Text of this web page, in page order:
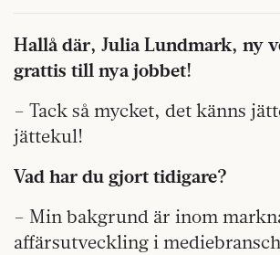
Hallå där, Julia Lundmark, ny
grattis till nya jobbet!
– Tack så mycket, det känns
jättekul!
Vad har du gjort tidigare?
– Min bakgrund är inom
affärsutveckling i